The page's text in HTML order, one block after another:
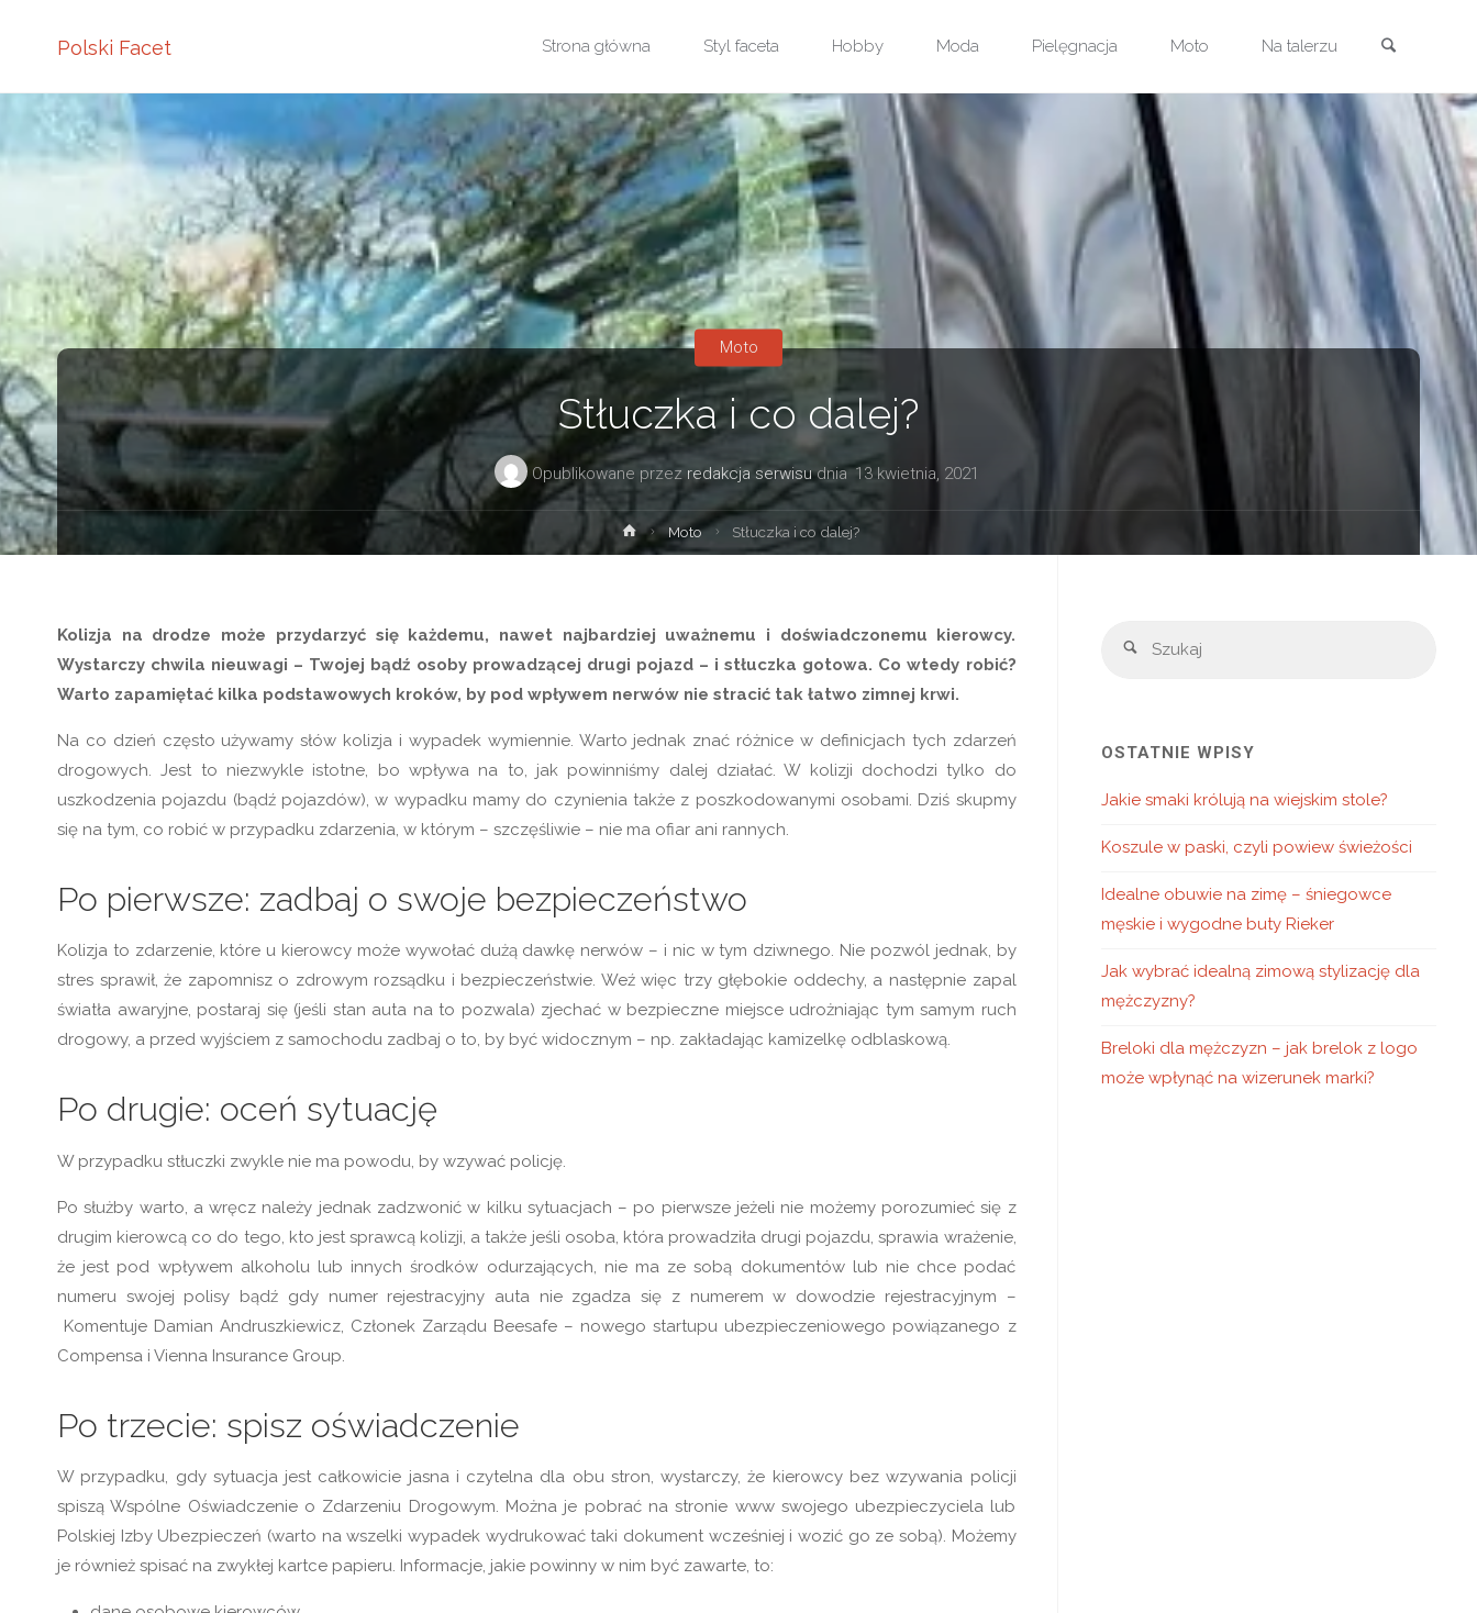
Polski Facet
treści
Strona główna Styl faceta Hobby Moda Pielęgnacja Moto Na talerzu
Stłuczka i co dalej?
Opublikowane przez redakcja serwisu dnia 13 kwietnia, 2021
Moto
Strona
główna
Moto Stłuczka i co dalej?
Kolizja na drodze może przydarzyć się każdemu, nawet najbardziej uważnemu i doświadczonemu kierowcy.
Wystarczy chwila nieuwagi – Twojej bądź osoby prowadzącej drugi pojazd – i stłuczka gotowa. Co wtedy robić?
Warto zapamiętać kilka podstawowych kroków, by pod wpływem nerwów nie stracić tak łatwo zimnej krwi.
Na co dzień często używamy słów kolizja i wypadek wymiennie. Warto jednak znać różnice w definicjach tych zdarzeń
drogowych. Jest to niezwykle istotne, bo wpływa na to, jak powinniśmy dalej działać. W kolizji dochodzi tylko do
uszkodzenia pojazdu (bądź pojazdów), w wypadku mamy do czynienia także z poszkodowanymi osobami. Dziś skupmy
się na tym, co robić w przypadku zdarzenia, w którym – szczęśliwie – nie ma ofiar ani rannych.
Po pierwsze: zadbaj o swoje bezpieczeństwo
Kolizja to zdarzenie, które u kierowcy może wywołać dużą dawkę nerwów – i nic w tym dziwnego. Nie pozwól jednak, by
stres sprawił, że zapomnisz o zdrowym rozsądku i bezpieczeństwie. Weź więc trzy głębokie oddechy, a następnie zapal
światła awaryjne, postaraj się (jeśli stan auta na to pozwala) zjechać w bezpieczne miejsce udrożniając tym samym ruch
drogowy, a przed wyjściem z samochodu zadbaj o to, by być widocznym – np. zakładając kamizelkę odblaskową.
Po drugie: oceń sytuację
W przypadku stłuczki zwykle nie ma powodu, by wzywać policję.
Po służby warto, a wręcz należy jednak zadzwonić w kilku sytuacjach – po pierwsze jeżeli nie możemy porozumieć się z
drugim kierowcą co do tego, kto jest sprawcą kolizji, a także jeśli osoba, która prowadziła drugi pojazdu, sprawia wrażenie,
że jest pod wpływem alkoholu lub innych środków odurzających, nie ma ze sobą dokumentów lub nie chce podać
numeru swojej polisy bądź gdy numer rejestracyjny auta nie zgadza się z numerem w dowodzie rejestracyjnym –
Komentuje Damian Andruszkiewicz, Członek Zarządu Beesafe – nowego startupu ubezpieczeniowego powiązanego z
Compensa i Vienna Insurance Group.
Po trzecie: spisz oświadczenie
W przypadku, gdy sytuacja jest całkowicie jasna i czytelna dla obu stron, wystarczy, że kierowcy bez wzywania policji
spiszą Wspólne Oświadczenie o Zdarzeniu Drogowym. Można je pobrać na stronie www swojego ubezpieczyciela lub
Polskiej Izby Ubezpieczeń (warto na wszelki wypadek wydrukować taki dokument wcześniej i wozić go ze sobą). Możemy
je również spisać na zwykłej kartce papieru. Informacje, jakie powinny w nim być zawarte, to:
Szukaj
OSTATNIE WPISY
Jakie smaki królują na wiejskim stole?
Koszule w paski, czyli powiew świeżości
Idealne obuwie na zimę – śniegowce
męskie i wygodne buty Rieker
Jak wybrać idealną zimową stylizację dla
mężczyzny?
Breloki dla mężczyzn – jak brelok z logo
może wpłynąć na wizerunek marki?